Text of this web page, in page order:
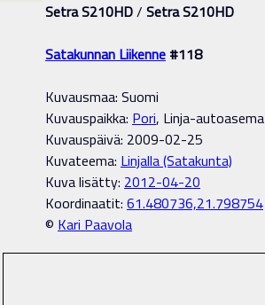
Setra S210HD/ Setra S210HD
Satakunnan Liikenne #118
Kuvausmaa: Suomi
Kuvauspaikka: Pori, Linja-autoasema
Kuvauspäivä: 2009-02-25
Kuvateema: Linjalla (Satakunta)
Kuva lisätty: 2012-04-20
Koordinaatit: 61.480736,21.798754
© Kari Paavola